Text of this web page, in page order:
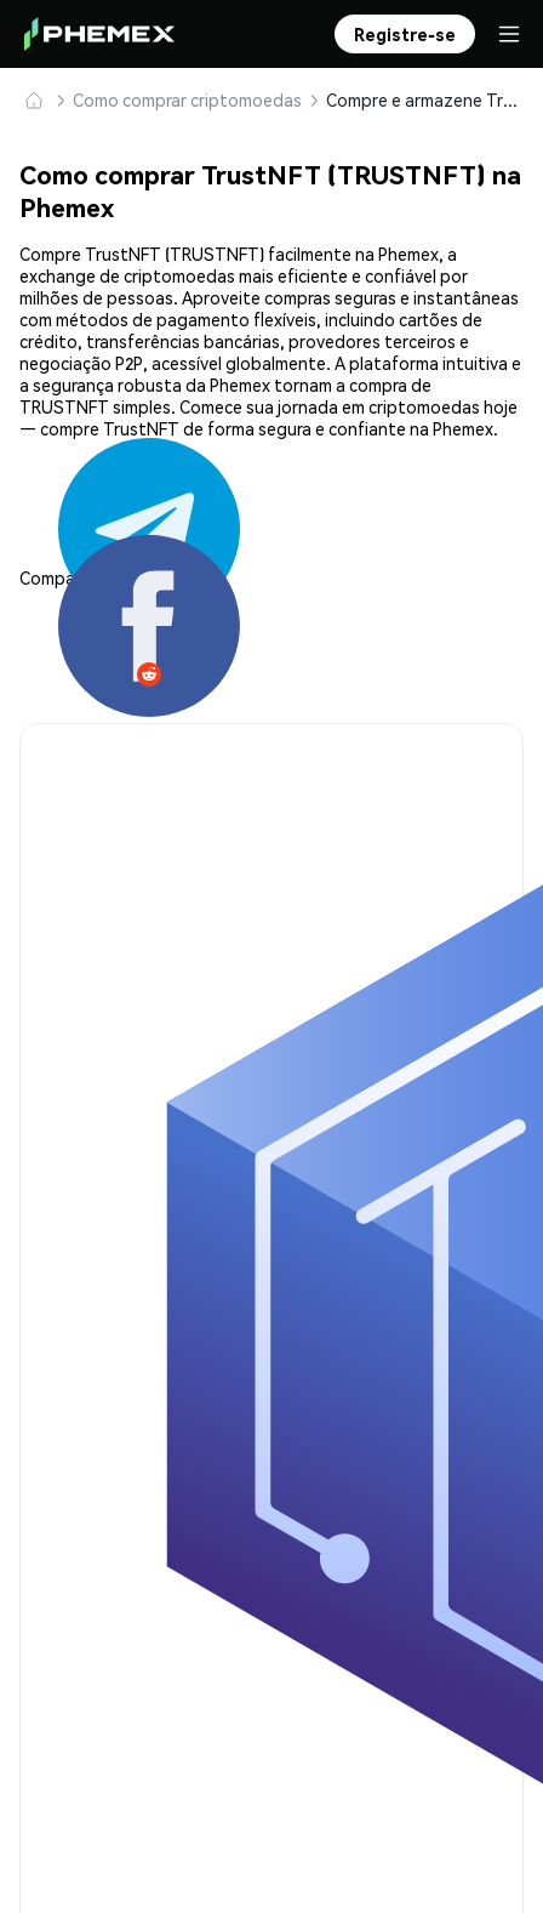
Registre-se
Como comprar criptomoedas Compre e armazene TrustNFT (TRUSTNFT) com segurança
Como comprar TrustNFT (TRUSTNFT) na
Phemex
Compre TrustNFT (TRUSTNFT) facilmente na Phemex, a
exchange de criptomoedas mais eficiente e confiável por
milhões de pessoas. Aproveite compras seguras e instantâneas
com métodos de pagamento flexíveis, incluindo cartões de
crédito, transferências bancárias, provedores terceiros e
negociação P2P, acessível globalmente. A plataforma intuitiva e
a segurança robusta da Phemex tornam a compra de
TRUSTNFT simples. Comece sua jornada em criptomoedas hoje
— compre TrustNFT de forma segura e confiante na Phemex.
Compartilhar: